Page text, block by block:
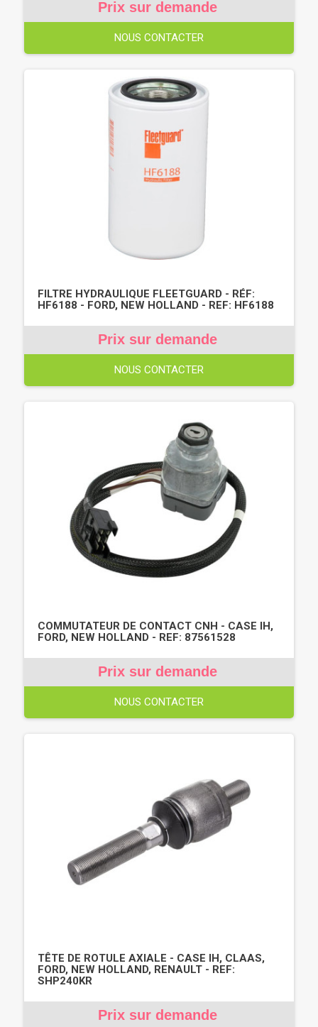
Prix sur demande
NOUS CONTACTER
FILTRE HYDRAULIQUE FLEETGUARD - RÉF:
HF6188 - FORD, NEW HOLLAND - REF: HF6188
Prix sur demande
NOUS CONTACTER
COMMUTATEUR DE CONTACT CNH - CASE IH,
FORD, NEW HOLLAND - REF: 87561528
Prix sur demande
NOUS CONTACTER
TÊTE DE ROTULE AXIALE - CASE IH, CLAAS,
FORD, NEW HOLLAND, RENAULT - REF:
SHP240KR
Prix sur demande